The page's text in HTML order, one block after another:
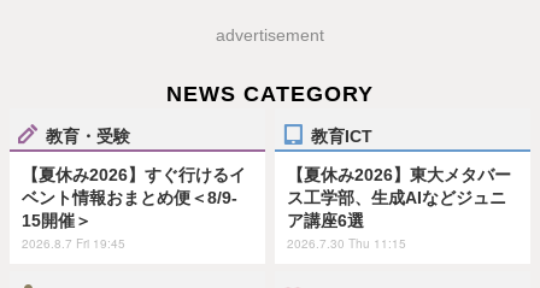
advertisement
NEWS CATEGORY
教育・受験
【夏休み2026】すぐ行けるイ
ベント情報おまとめ便＜8/9-
15開催＞
2026.8.7 Fri 19:45
教育ICT
【夏休み2026】東大メタバー
ス工学部、生成AIなどジュニ
ア講座6選
2026.7.30 Thu 11:15